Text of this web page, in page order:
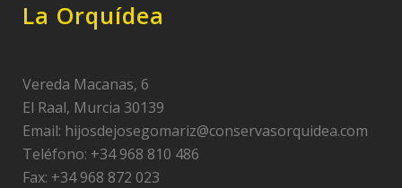
La Orquídea
Vereda Macanas, 6
El Raal, Murcia 30139
Email: hijosdejosegomariz@conservasorquidea.com
Teléfono: +34 968 810 486
Fax: +34 968 872 023